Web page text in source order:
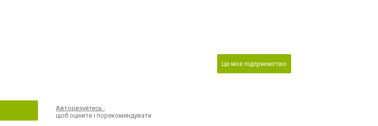
Авторизуйтесь,
щоб оцінити і порекомендувати
Це моє підприємство